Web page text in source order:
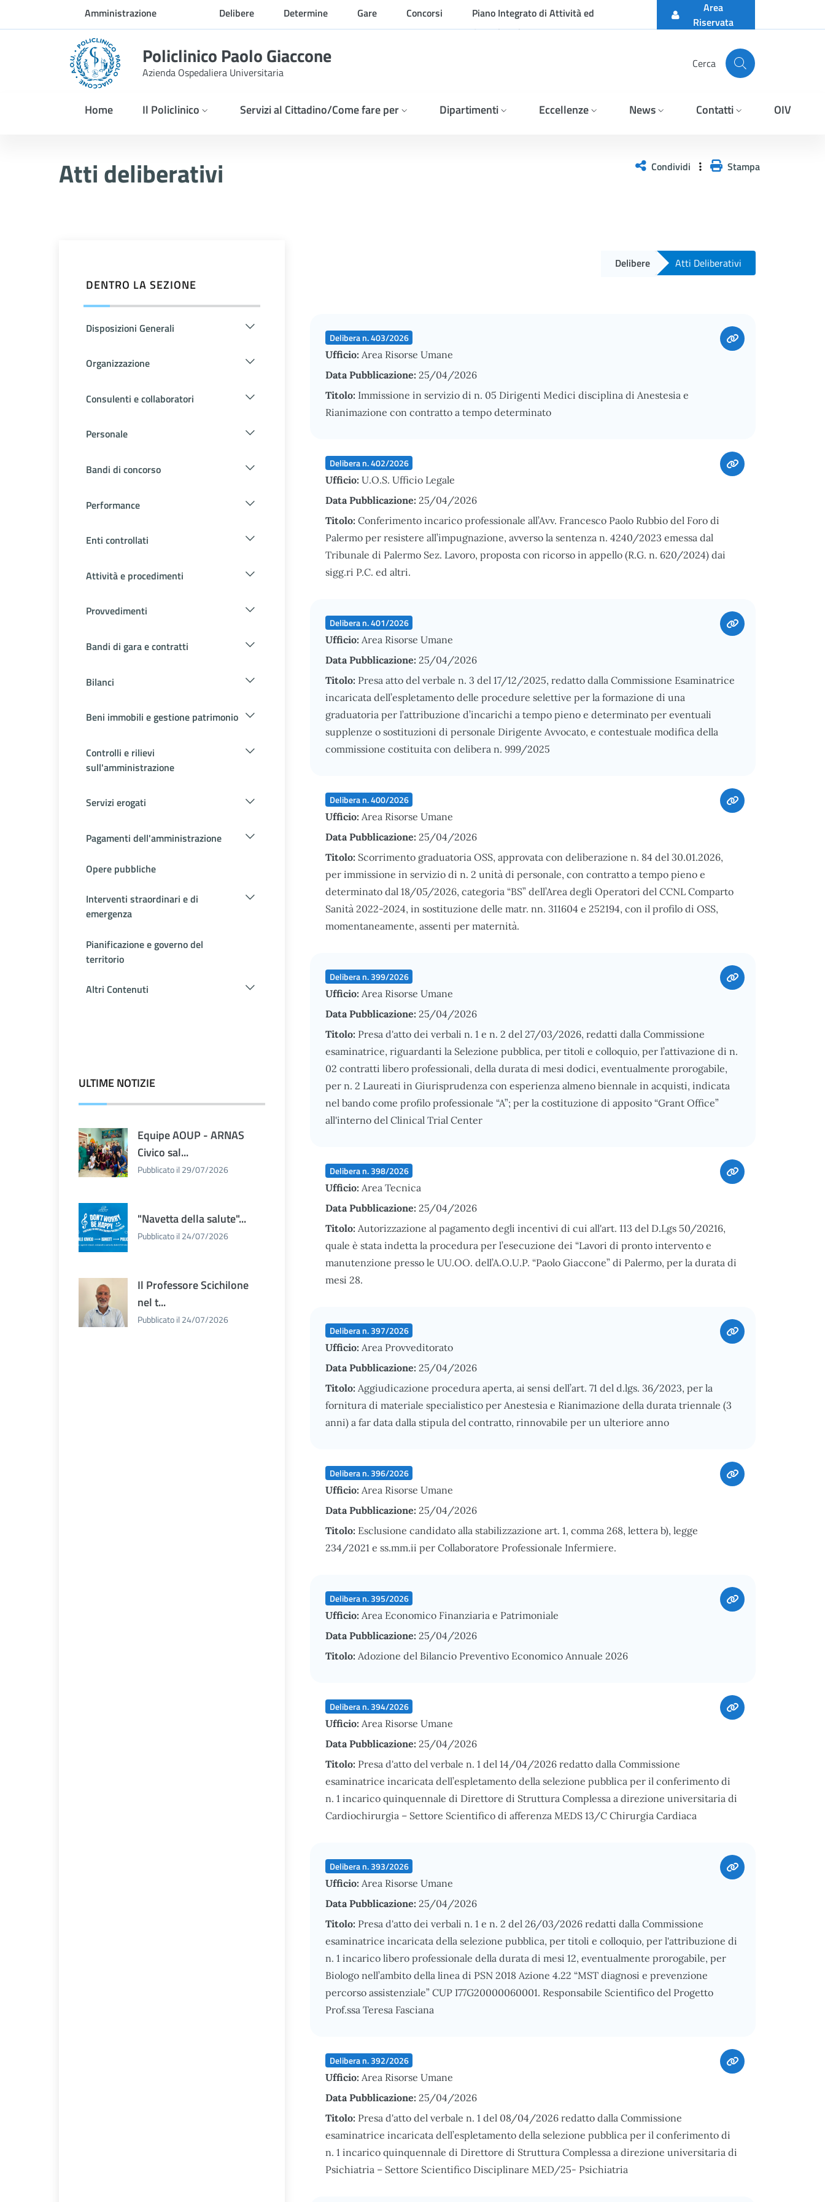
Skip to Main ContentAmministrazione
trasparente
Delibere Determine Gare Concorsi
Piano Integrato di Attività ed
Organizzazione
Area
Riservata
Policlinico Paolo Giaccone
Azienda Ospedaliera Universitaria
Cerca
Home Il Policlinico Servizi al Cittadino/Come fare per Dipartimenti Eccellenze News Contatti OIV
Atti deliberativi Condividi Stampa
DENTRO LA SEZIONE
Disposizioni Generali
Organizzazione
Consulenti e collaboratori
Personale
Bandi di concorso
Performance
Enti controllati
Attività e procedimenti
Provvedimenti
Bandi di gara e contratti
Bilanci
Beni immobili e gestione patrimonio
Controlli e rilievi
sull'amministrazione
Servizi erogati
Pagamenti dell'amministrazione
Opere pubbliche
Interventi straordinari e di
emergenza
Pianificazione e governo del
territorio
Altri Contenuti
ULTIME NOTIZIE
Equipe AOUP - ARNAS
Civico sal...
Pubblicato il 29/07/2026
"Navetta della salute"...
Pubblicato il 24/07/2026
Il Professore Scichilone
nel t...
Pubblicato il 24/07/2026
Delibere Atti Deliberativi
Delibera n. 403/2026
Ufficio: Area Risorse Umane
Data Pubblicazione: 25/04/2026
Titolo: Immissione in servizio di n. 05 Dirigenti Medici disciplina di Anestesia e
Rianimazione con contratto a tempo determinato
Delibera n. 402/2026
Ufficio: U.O.S. Ufficio Legale
Data Pubblicazione: 25/04/2026
Titolo: Conferimento incarico professionale all’Avv. Francesco Paolo Rubbio del Foro di
Palermo per resistere all’impugnazione, avverso la sentenza n. 4240/2023 emessa dal
Tribunale di Palermo Sez. Lavoro, proposta con ricorso in appello (R.G. n. 620/2024) dai
sigg.ri P.C. ed altri.
Delibera n. 401/2026
Ufficio: Area Risorse Umane
Data Pubblicazione: 25/04/2026
Titolo: Presa atto del verbale n. 3 del 17/12/2025, redatto dalla Commissione Esaminatrice
incaricata dell’espletamento delle procedure selettive per la formazione di una
graduatoria per l’attribuzione d’incarichi a tempo pieno e determinato per eventuali
supplenze o sostituzioni di personale Dirigente Avvocato, e contestuale modifica della
commissione costituita con delibera n. 999/2025
Delibera n. 400/2026
Ufficio: Area Risorse Umane
Data Pubblicazione: 25/04/2026
Titolo: Scorrimento graduatoria OSS, approvata con deliberazione n. 84 del 30.01.2026,
per immissione in servizio di n. 2 unità di personale, con contratto a tempo pieno e
determinato dal 18/05/2026, categoria “BS” dell’Area degli Operatori del CCNL Comparto
Sanità 2022-2024, in sostituzione delle matr. nn. 311604 e 252194, con il profilo di OSS,
momentaneamente, assenti per maternità.
Delibera n. 399/2026
Ufficio: Area Risorse Umane
Data Pubblicazione: 25/04/2026
Titolo: Presa d'atto dei verbali n. 1 e n. 2 del 27/03/2026, redatti dalla Commissione
esaminatrice, riguardanti la Selezione pubblica, per titoli e colloquio, per l’attivazione di n.
02 contratti libero professionali, della durata di mesi dodici, eventualmente prorogabile,
per n. 2 Laureati in Giurisprudenza con esperienza almeno biennale in acquisti, indicata
nel bando come profilo professionale “A”; per la costituzione di apposito “Grant Office”
all'interno del Clinical Trial Center
Delibera n. 398/2026
Ufficio: Area Tecnica
Data Pubblicazione: 25/04/2026
Titolo: Autorizzazione al pagamento degli incentivi di cui all'art. 113 del D.Lgs 50/20216,
quale è stata indetta la procedura per l’esecuzione dei “Lavori di pronto intervento e
manutenzione presso le UU.OO. dell’A.O.U.P. “Paolo Giaccone” di Palermo, per la durata di
mesi 28.
Delibera n. 397/2026
Ufficio: Area Provveditorato
Data Pubblicazione: 25/04/2026
Titolo: Aggiudicazione procedura aperta, ai sensi dell’art. 71 del d.lgs. 36/2023, per la
fornitura di materiale specialistico per Anestesia e Rianimazione della durata triennale (3
anni) a far data dalla stipula del contratto, rinnovabile per un ulteriore anno
Delibera n. 396/2026
Ufficio: Area Risorse Umane
Data Pubblicazione: 25/04/2026
Titolo: Esclusione candidato alla stabilizzazione art. 1, comma 268, lettera b), legge
234/2021 e ss.mm.ii per Collaboratore Professionale Infermiere.
Delibera n. 395/2026
Ufficio: Area Economico Finanziaria e Patrimoniale
Data Pubblicazione: 25/04/2026
Titolo: Adozione del Bilancio Preventivo Economico Annuale 2026
Delibera n. 394/2026
Ufficio: Area Risorse Umane
Data Pubblicazione: 25/04/2026
Titolo: Presa d'atto del verbale n. 1 del 14/04/2026 redatto dalla Commissione
esaminatrice incaricata dell’espletamento della selezione pubblica per il conferimento di
n. 1 incarico quinquennale di Direttore di Struttura Complessa a direzione universitaria di
Cardiochirurgia – Settore Scientifico di afferenza MEDS 13/C Chirurgia Cardiaca
Delibera n. 393/2026
Ufficio: Area Risorse Umane
Data Pubblicazione: 25/04/2026
Titolo: Presa d'atto dei verbali n. 1 e n. 2 del 26/03/2026 redatti dalla Commissione
esaminatrice incaricata della selezione pubblica, per titoli e colloquio, per l'attribuzione di
n. 1 incarico libero professionale della durata di mesi 12, eventualmente prorogabile, per
Biologo nell’ambito della linea di PSN 2018 Azione 4.22 “MST diagnosi e prevenzione
percorso assistenziale” CUP I77G20000060001. Responsabile Scientifico del Progetto
Prof.ssa Teresa Fasciana
Delibera n. 392/2026
Ufficio: Area Risorse Umane
Data Pubblicazione: 25/04/2026
Titolo: Presa d'atto del verbale n. 1 del 08/04/2026 redatto dalla Commissione
esaminatrice incaricata dell’espletamento della selezione pubblica per il conferimento di
n. 1 incarico quinquennale di Direttore di Struttura Complessa a direzione universitaria di
Psichiatria – Settore Scientifico Disciplinare MED/25- Psichiatria